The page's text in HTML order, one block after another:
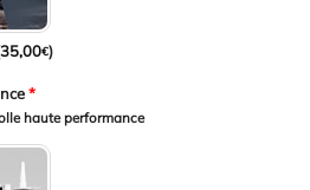
35,00€)
*
haute performance